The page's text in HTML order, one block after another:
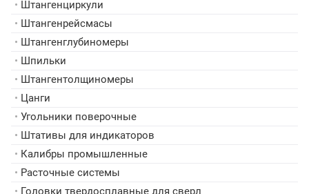
• Штангенциркули
• Штангенрейсмасы
• Штангенглубиномеры
• Шпильки
• Штангентолщиномеры
• Цанги
• Угольники поверочные
• Штативы для индикаторов
• Калибры промышленные
• Расточные системы
• Головки твердосплавные для сверл